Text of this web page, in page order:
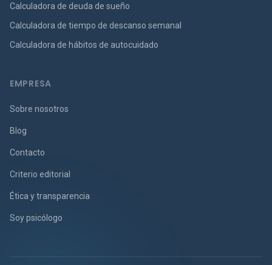
Calculadora de deuda de sueño
Calculadora de tiempo de descanso semanal
Calculadora de hábitos de autocuidado
EMPRESA
Sobre nosotros
Blog
Contacto
Criterio editorial
Ética y transparencia
Soy psicólogo